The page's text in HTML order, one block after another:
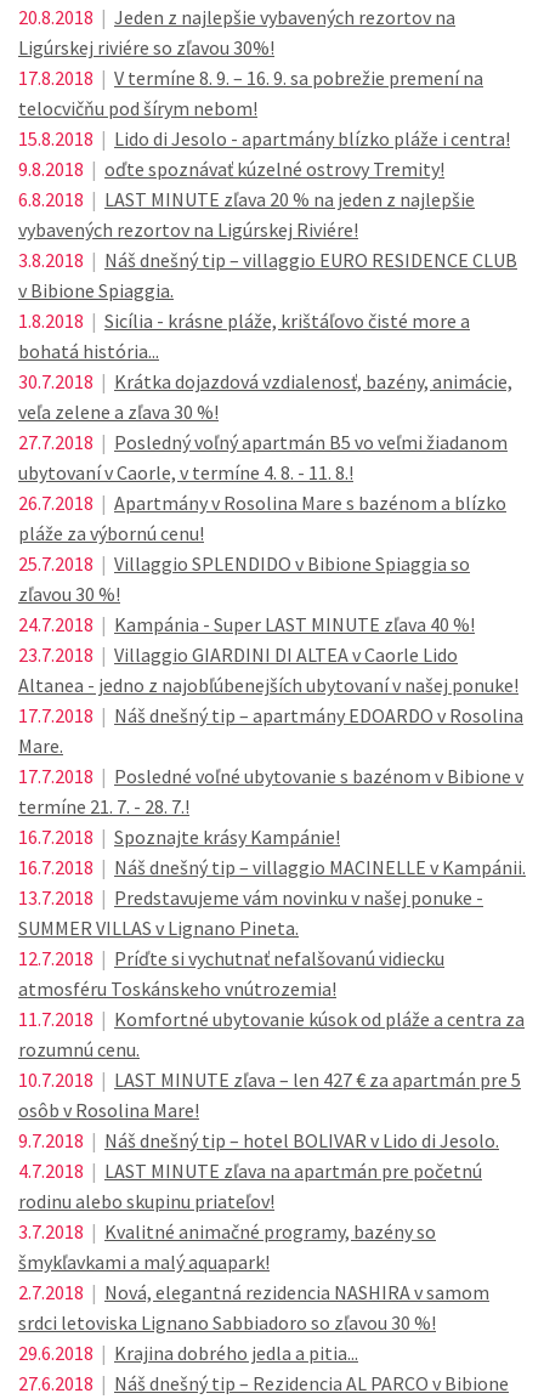
20.8.2018 | Jeden z najlepšie vybavených rezortov na
Ligúrskej riviére so zľavou 30%!
17.8.2018 | V termíne 8. 9. – 16. 9. sa pobrežie premení na
telocvičňu pod šírym nebom!
15.8.2018 | Lido di Jesolo - apartmány blízko pláže i centra!
9.8.2018 | oďte spoznávať kúzelné ostrovy Tremity!
6.8.2018 | LAST MINUTE zľava 20 % na jeden z najlepšie
vybavených rezortov na Ligúrskej Riviére!
3.8.2018 | Náš dnešný tip – villaggio EURO RESIDENCE CLUB
v Bibione Spiaggia.
1.8.2018 | Sicília - krásne pláže, krištáľovo čisté more a
bohatá história...
30.7.2018 | Krátka dojazdová vzdialenosť, bazény, animácie,
veľa zelene a zľava 30 %!
27.7.2018 | Posledný voľný apartmán B5 vo veľmi žiadanom
ubytovaní v Caorle, v termíne 4. 8. - 11. 8.!
26.7.2018 | Apartmány v Rosolina Mare s bazénom a blízko
pláže za výbornú cenu!
25.7.2018 | Villaggio SPLENDIDO v Bibione Spiaggia so
zľavou 30 %!
24.7.2018 | Kampánia - Super LAST MINUTE zľava 40 %!
23.7.2018 | Villaggio GIARDINI DI ALTEA v Caorle Lido
Altanea - jedno z najobľúbenejších ubytovaní v našej ponuke!
17.7.2018 | Náš dnešný tip – apartmány EDOARDO v Rosolina
Mare.
17.7.2018 | Posledné voľné ubytovanie s bazénom v Bibione v
termíne 21. 7. - 28. 7.!
16.7.2018 | Spoznajte krásy Kampánie!
16.7.2018 | Náš dnešný tip – villaggio MACINELLE v Kampánii.
13.7.2018 | Predstavujeme vám novinku v našej ponuke -
SUMMER VILLAS v Lignano Pineta.
12.7.2018 | Príďte si vychutnať nefalšovanú vidiecku
atmosféru Toskánskeho vnútrozemia!
11.7.2018 | Komfortné ubytovanie kúsok od pláže a centra za
rozumnú cenu.
10.7.2018 | LAST MINUTE zľava – len 427 € za apartmán pre 5
osôb v Rosolina Mare!
9.7.2018 | Náš dnešný tip – hotel BOLIVAR v Lido di Jesolo.
4.7.2018 | LAST MINUTE zľava na apartmán pre početnú
rodinu alebo skupinu priateľov!
3.7.2018 | Kvalitné animačné programy, bazény so
šmykľavkami a malý aquapark!
2.7.2018 | Nová, elegantná rezidencia NASHIRA v samom
srdci letoviska Lignano Sabbiadoro so zľavou 30 %!
29.6.2018 | Krajina dobrého jedla a pitia...
27.6.2018 | Náš dnešný tip – Rezidencia AL PARCO v Bibione